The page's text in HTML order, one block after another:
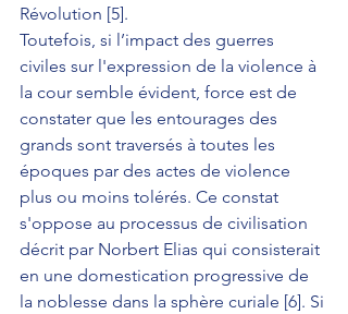
Révolution [5].
Toutefois, si l’impact des guerres
civiles sur l'expression de la violence à
la cour semble évident, force est de
constater que les entourages des
grands sont traversés à toutes les
époques par des actes de violence
plus ou moins tolérés. Ce constat
s'oppose au processus de civilisation
décrit par Norbert Elias qui consisterait
en une domestication progressive de
la noblesse dans la sphère curiale [6]. Si